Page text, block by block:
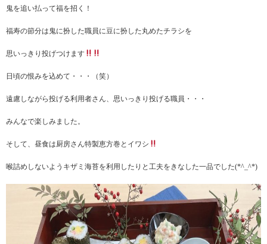
鬼を追い払って福を招く！
福寿の節分は鬼に扮した職員に豆に扮した丸めたチラシを
思いっきり投げつけます
日頃の恨みを込めて・・・（笑）
遠慮しながら投げる利用者さん、思いっきり投げる職員・・・
みんなで楽しみました。
そして、昼食は厨房さん特製恵方巻とイワシ
喉詰めしないようキザミ海苔を利用したりと工夫をきなした一品でした(*^_^*)